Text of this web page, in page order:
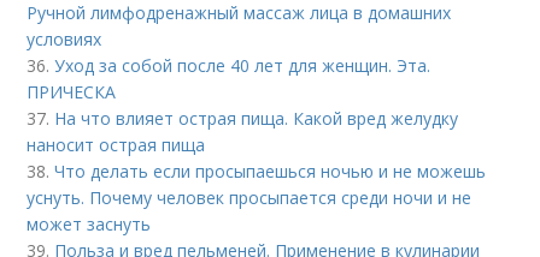
Ручной лимфодренажный массаж лица в домашних
условиях
36.Уход за собой после 40 лет для женщин. Эта.
ПРИЧЕСКА
37. На что влияет острая пища. Какой вред желудку
наносит острая пища
38.Что делать если просыпаешься ночью и не можешь
уснуть. Почему человек просыпается среди ночи и не
может заснуть
39. Польза и вред пельменей. Применение в кулинарии